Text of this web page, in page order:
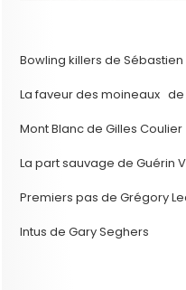
Bowling killers de Sébastien
La faveur des moineaux
Mont Blanc de Gilles Coulier
La part sauvage de Guérin
Premiers pas de Grégory
Intus de Gary Seghers